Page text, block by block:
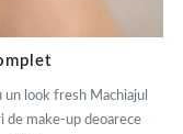
un look fresh Machiajul
de make-up deoarece